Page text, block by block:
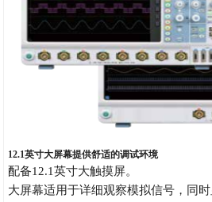
12.1英寸大屏幕提供舒适的调试环境
配备12.1英寸大触摸屏。
大屏幕适用于详细观察模拟信号，同